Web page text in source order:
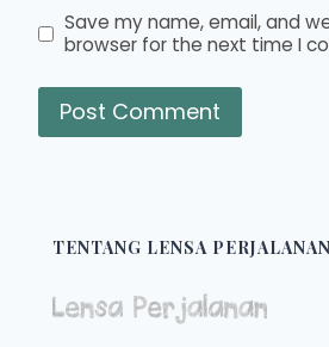
Save my name, email, and
browser for the next time I
TENTANG LENSA PERJALANAN